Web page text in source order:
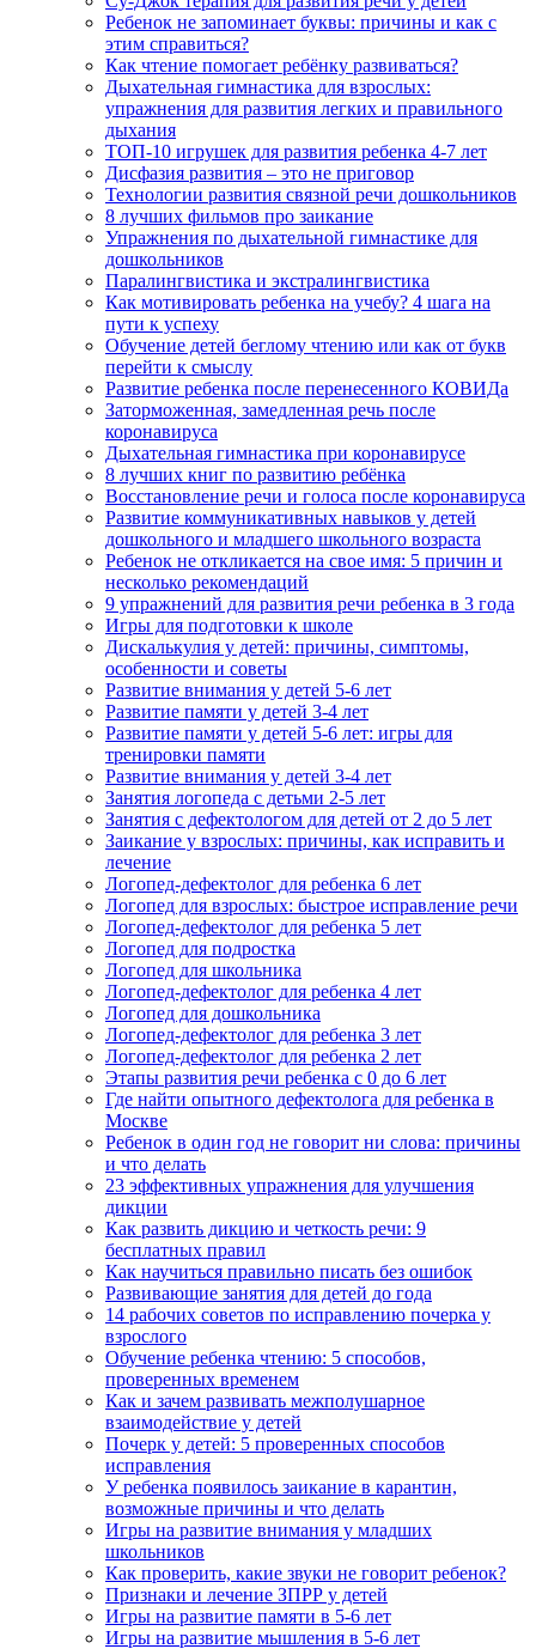
Ребенок не запоминает буквы: причины и как с
этим справиться?
Как чтение помогает ребёнку развиваться?
Дыхательная гимнастика для взрослых:
упражнения для развития легких и правильного
дыхания
ТОП-10 игрушек для развития ребенка 4-7 лет
Дисфазия развития – это не приговор
Технологии развития связной речи дошкольников
8 лучших фильмов про заикание
Упражнения по дыхательной гимнастике для
дошкольников
Паралингвистика и экстралингвистика
Как мотивировать ребенка на учебу? 4 шага на
пути к успеху
Обучение детей беглому чтению или как от букв
перейти к смыслу
Развитие ребенка после перенесенного КОВИДа
Заторможенная, замедленная речь после
коронавируса
Дыхательная гимнастика при коронавирусе
8 лучших книг по развитию ребёнка
Восстановление речи и голоса после коронавируса
Развитие коммуникативных навыков у детей
дошкольного и младшего школьного возраста
Ребенок не откликается на свое имя: 5 причин и
несколько рекомендаций
9 упражнений для развития речи ребенка в 3 года
Игры для подготовки к школе
Дискалькулия у детей: причины, симптомы,
особенности и советы
Развитие внимания у детей 5-6 лет
Развитие памяти у детей 3-4 лет
Развитие памяти у детей 5-6 лет: игры для
тренировки памяти
Развитие внимания у детей 3-4 лет
Занятия логопеда с детьми 2-5 лет
Занятия с дефектологом для детей от 2 до 5 лет
Заикание у взрослых: причины, как исправить и
лечение
Логопед-дефектолог для ребенка 6 лет
Логопед для взрослых: быстрое исправление речи
Логопед-дефектолог для ребенка 5 лет
Логопед для подростка
Логопед для школьника
Логопед-дефектолог для ребенка 4 лет
Логопед для дошкольника
Логопед-дефектолог для ребенка 3 лет
Логопед-дефектолог для ребенка 2 лет
Этапы развития речи ребенка с 0 до 6 лет
Где найти опытного дефектолога для ребенка в
Москве
Ребенок в один год не говорит ни слова: причины
и что делать
23 эффективных упражнения для улучшения
дикции
Как развить дикцию и четкость речи: 9
бесплатных правил
Как научиться правильно писать без ошибок
Развивающие занятия для детей до года
14 рабочих советов по исправлению почерка у
взрослого
Обучение ребенка чтению: 5 способов,
проверенных временем
Как и зачем развивать межполушарное
взаимодействие у детей
Почерк у детей: 5 проверенных способов
исправления
У ребенка появилось заикание в карантин,
возможные причины и что делать
Игры на развитие внимания у младших
школьников
Как проверить, какие звуки не говорит ребенок?
Признаки и лечение ЗПРР у детей
Игры на развитие памяти в 5-6 лет
Игры на развитие мышления в 5-6 лет